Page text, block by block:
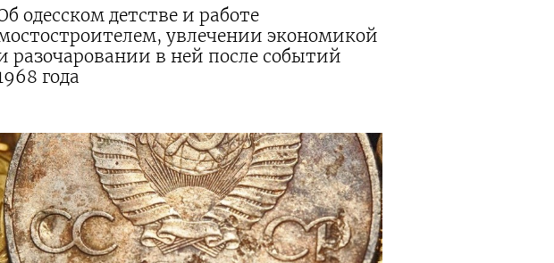
одесском детстве и работе
увлечении экономикой
разочаровании в ней после событий
года